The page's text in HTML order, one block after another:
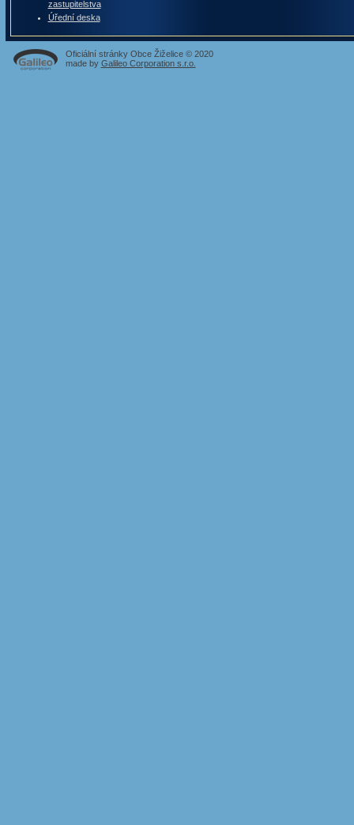
zastupitelstva
Úřední deska
Oficiální stránky Obce Žiželice © 2020
made by Galileo Corporation s.r.o.